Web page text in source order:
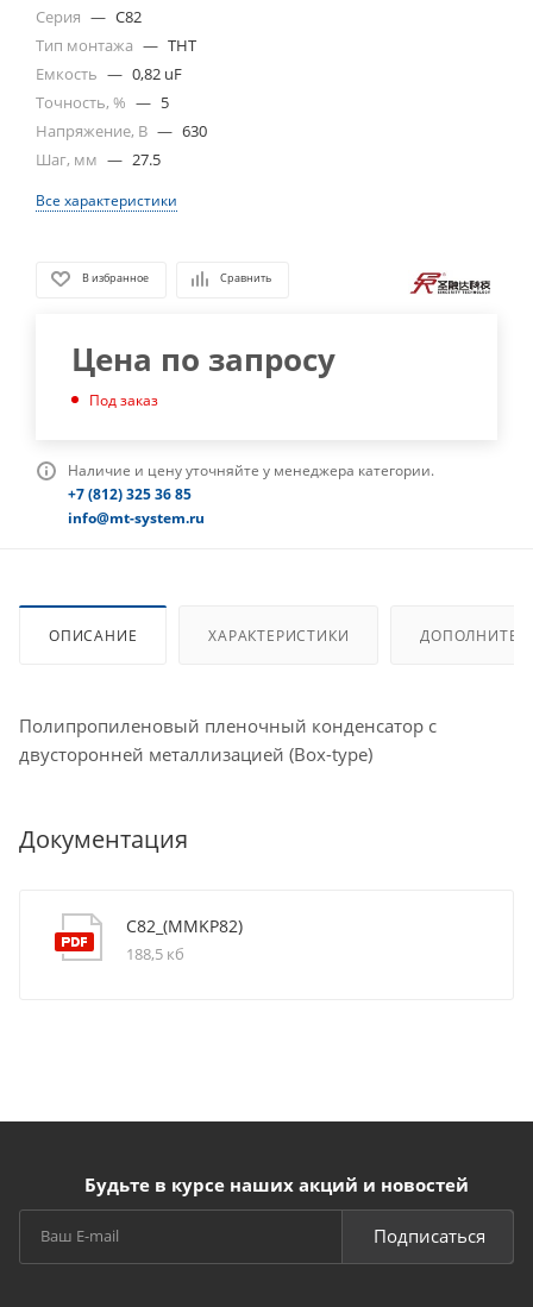
Серия — C82
Тип монтажа — THT
Емкость — 0,82 uF
Точность, % — 5
Напряжение, В — 630
Шаг, мм — 27.5
Все характеристики
В избранное Сравнить
Цена по запросу
Под заказ
Наличие и цену уточняйте у менеджера категории.
+7 (812) 325 36 85
info@mt-system.ru
ОПИСАНИЕ ХАРАКТЕРИСТИКИ
Полипропиленовый пленочный конденсатор с
двусторонней металлизацией (Box-type)
Документация
C82_(MMKP82)
188,5 кб
Будьте в курсе наших акций и новостей
Подписаться